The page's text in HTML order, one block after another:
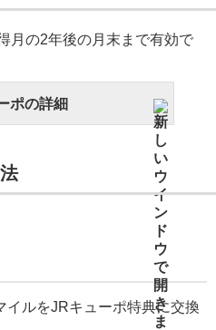
月の2年後の月末まで有効で
ポの詳細
イルをJRキューポ特典に交換